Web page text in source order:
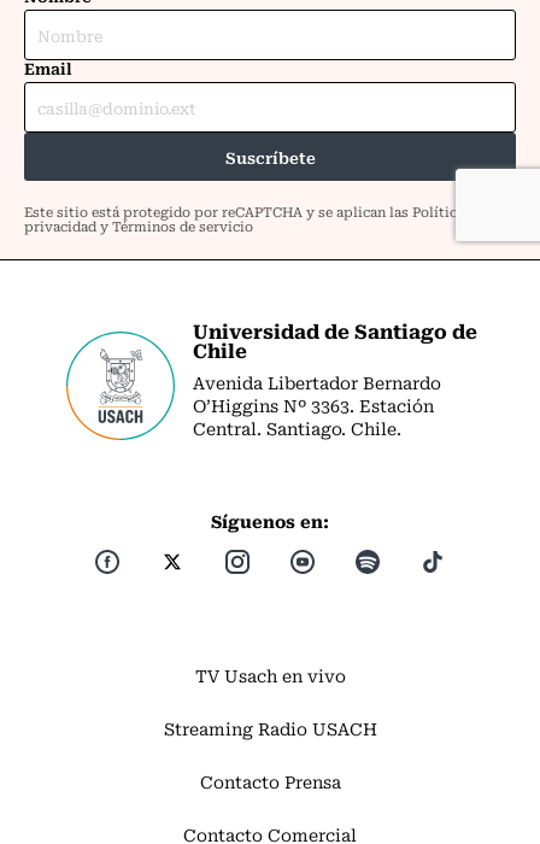
Universidad de Santiago de
Chile
Avenida Libertador Bernardo
O’Higgins Nº 3363. Estación
Central. Santiago. Chile.
Síguenos en:
TV Usach en vivo
Streaming Radio USACH
Contacto Prensa
Contacto Comercial